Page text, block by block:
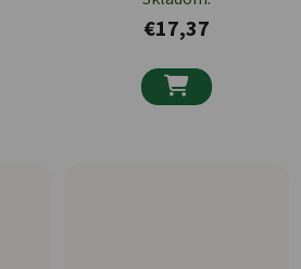
€17,37
